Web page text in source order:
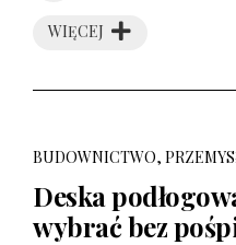
WIĘCEJ
BUDOWNICTWO,
Deska
wybrać bez